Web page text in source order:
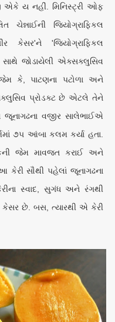
ય નહીં. મિનિસ્ટ્રી ઓફ
ચેન્નાઈની જિયોગ્રાફિકલ
કેસર'ને 'જિયોગ્રાફિકલ
જોડાયેલી એક્સક્લુસિવ
કે, પાટણના પટોળા અને
પ્રોડક્ટ છે એટલે તેને
વજીર સાલેભાઈએ
૭૫ આંબા કલમ કર્યા હતા.
જેમ માવજત કરાઈ અને
સૌથી પહેલાં જૂનાગઢના
સ્વાદ, સુગંધ અને રંગથી
છે. બસ, ત્યારથી એ કેરી